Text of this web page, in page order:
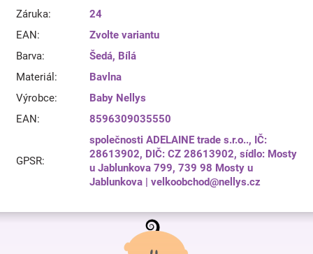
Záruka:
24
EAN:
Zvolte variantu
Barva: Šedá, Bílá
Materiál :
Bavlna
Výrobce:
Baby Nellys
EAN: 8596309035550
GPSR:
společnosti ADELAINE trade s.r.o.., IČ:
28613902, DIČ: CZ 28613902, sídlo: Mosty
u Jablunkova 799, 739 98 Mosty u
Jablunkova | velkoobchod@nellys.cz
Z